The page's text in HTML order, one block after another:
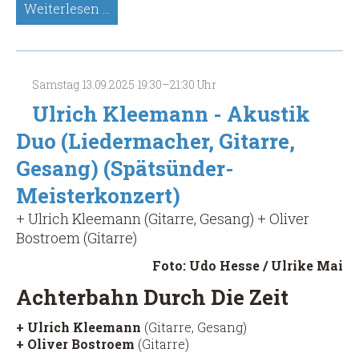
Weiterlesen …
Juliane
Byrenheid,
Meisterkonzert)
Samstag 13.09.2025 19:30–21:30 Uhr
Ulrich Kleemann - Akustik
Duo (Liedermacher, Gitarre,
Gesang) (Spätsünder-
Meisterkonzert)
+ Ulrich Kleemann (Gitarre, Gesang) + Oliver
Bostroem (Gitarre)
Foto: Udo Hesse / Ulrike Mai
Achterbahn Durch Die Zeit
+ Ulrich Kleemann (Gitarre, Gesang)
+ Oliver Bostroem (Gitarre)